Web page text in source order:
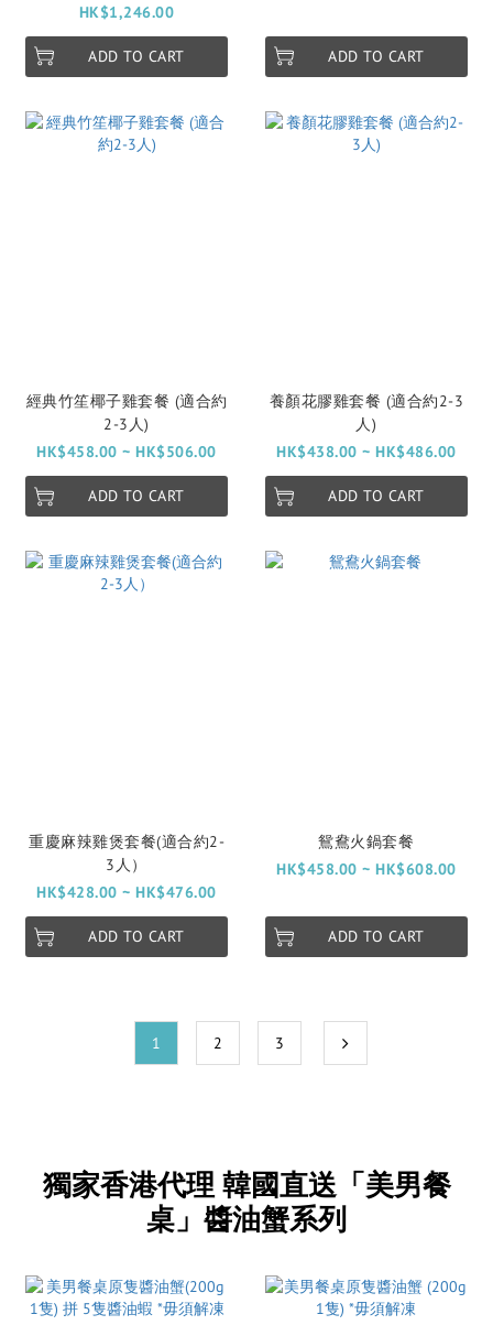
HK$1,246.00
ADD TO CART ADD TO CART
經典竹笙椰子雞套餐 (適合約
2-3人)
HK$458.00 ~ HK$506.00
ADD TO CART
養顏花膠雞套餐 (適合約2-3
人)
HK$438.00 ~ HK$486.00
ADD TO CART
重慶麻辣雞煲套餐(適合約2-
3人）
HK$428.00 ~ HK$476.00
ADD TO CART
鴛鴦火鍋套餐
HK$458.00 ~ HK$608.00
ADD TO CART
1 2 3
獨家香港代理 韓國直送「美男餐
桌」醬油蟹系列